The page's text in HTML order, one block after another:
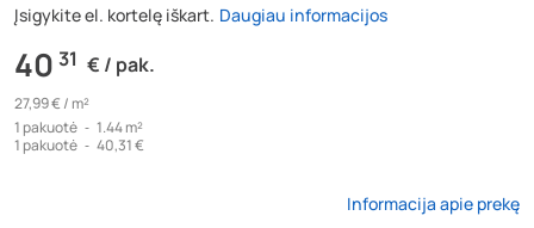
Įsigykite el. kortelę iškart. Daugiau informacijos
40 31 € / pak.
27,99 € / m²
1 pakuotė ‐ 1.44 m²
1 pakuotė ‐ 40,31 €
Informacija apie prekę